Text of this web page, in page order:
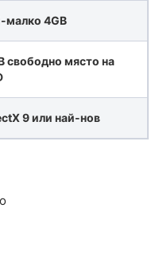
малко 4GB
свободно място на
9 или най-нов